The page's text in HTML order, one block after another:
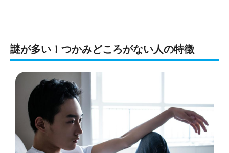
謎が多い！つかみどころがない人の特徴